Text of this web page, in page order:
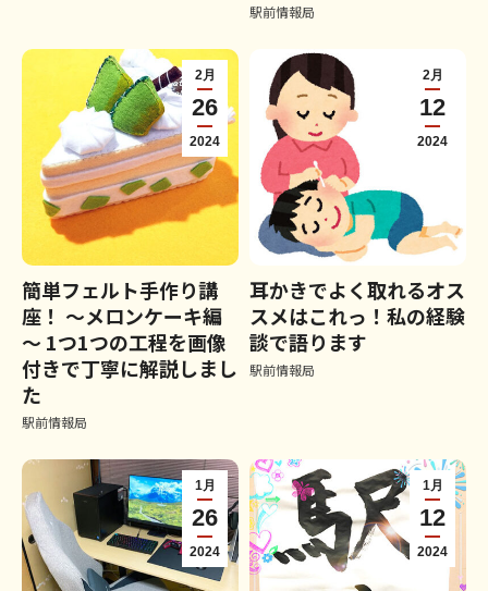
駅前情報局
2月
26
2024
簡単フェルト手作り講
座！ ～メロンケーキ編
～ 1つ1つの工程を画像
付きで丁寧に解説しまし
た
駅前情報局
2月
12
2024
耳かきでよく取れるオス
スメはこれっ！私の経験
談で語ります
駅前情報局
1月
26
2024
1月
12
2024